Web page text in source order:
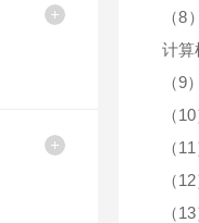
（
计算
（
（
（
（
（